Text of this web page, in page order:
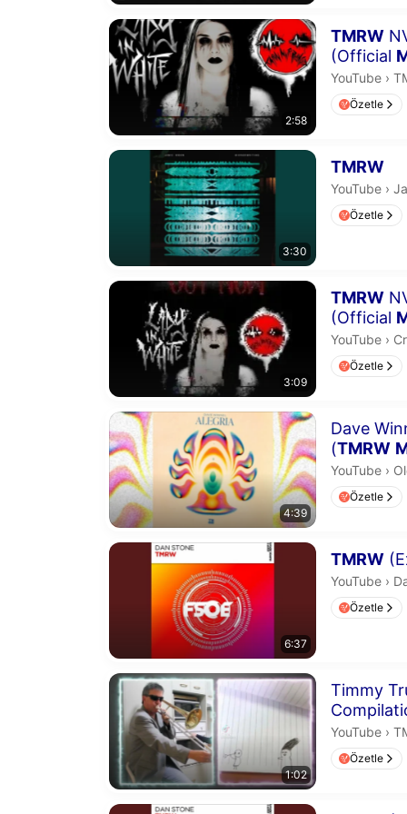
2:58
TMRW
(Official
Süre 2
YouTube ›
Özetle
3:30
TMRW
Süre 3 dakika
YouTube ›
Özetle
3:09
TMRW
(Official
Süre 3
YouTube ›
Özetle
4:39
Dave
(TMRW
Süre 4
YouTube ›
Özetle
6:37
TMRW
Süre 6
YouTube ›
Özetle
1:02
Timmy
Süre 1
YouTube ›
Özetle